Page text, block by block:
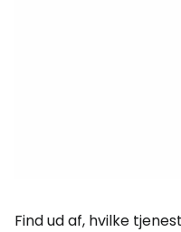
Find ud af, hvilke